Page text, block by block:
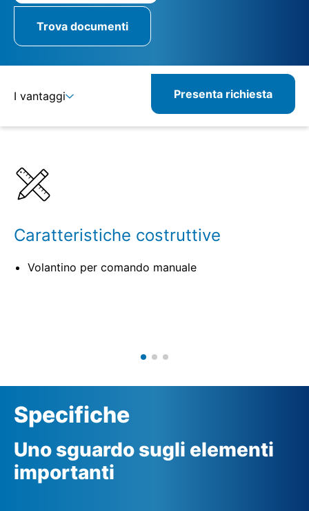
Trova documenti
I vantaggi
Prodotti correlati
Presenta richiesta
Caratteristiche costruttive
Volantino per comando manuale
Specifiche
Uno sguardo sugli elementi
importanti